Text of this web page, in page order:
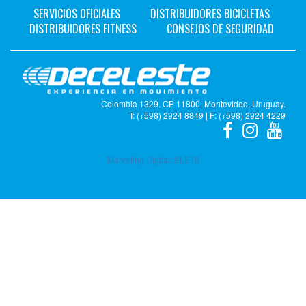
SERVICIOS OFICIALES
DISTRIBUIDORES BICICLETAS
DISTRIBUIDORES FITNESS
CONSEJOS DE SEGURIDAD
Colombia 1329. CP 11800. Montevideo, Uruguay.
T: (+598) 2924 8849 | F: (+598) 2924 4229
Marketing Digital: ELE10